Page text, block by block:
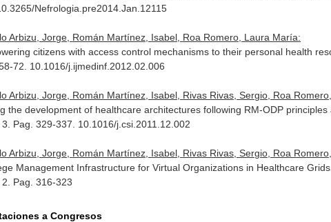
Nefrologia.pre2014.Jan.12115
Arbizu, Jorge, Román Martínez, Isabel, Roa Romero, Laura María:
citizens with access control mechanisms to their personal health
72. 10.1016/j.ijmedinf.2012.02.006
Arbizu, Jorge, Román Martínez, Isabel, Rivas Rivas, Sergio, Roa
the development of healthcare architectures following RM-ODP principles
3. Pag. 329-337. 10.1016/j.csi.2011.12.002
Arbizu, Jorge, Román Martínez, Isabel, Rivas Rivas, Sergio, Roa
Management Infrastructure for Virtual Organizations in Healthcare Grids.
2. Pag. 316-323
a Congresos